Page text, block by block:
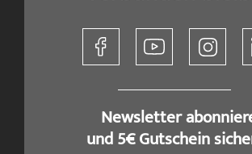
Newsletter
und 5€ Gutschein